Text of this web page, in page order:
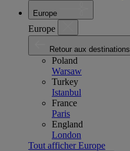
Europe
Europe
Retour aux destinations
Poland
Warsaw
Turkey
Istanbul
France
Paris
England
London
Tout afficher Europe